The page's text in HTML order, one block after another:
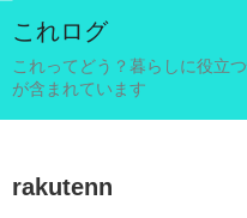
これログ
これってどう？暮らしに役立
が含まれています
rakutenn